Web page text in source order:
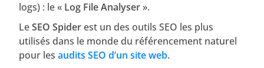
logs) : le « Log File Analyser».
LeSEO Spiderest un des outils SEO les plus
utilisés dans le monde du référencement naturel
pour lesaudits SEO d’un site web.